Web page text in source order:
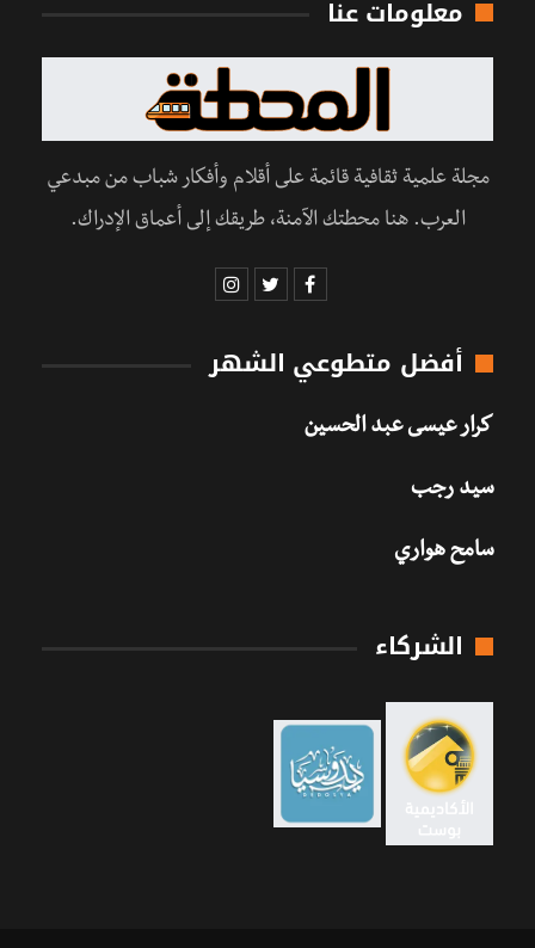
معلومات عنا
مجلة علمية ثقافية قائمة على أقلام وأفكار شباب من مبدعي
العرب. هنا محطتك الآمنة، طريقك إلى أعماق الإدراك.
أفضل متطوعي الشهر
كرار عيسى عبد الحسين
سيد رجب
سامح هواري
الشركاء